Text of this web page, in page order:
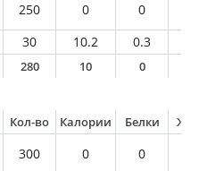
250 0 0
30 10.2 0.3
280 10 0
Кол-во Калории Белки
300 0 0